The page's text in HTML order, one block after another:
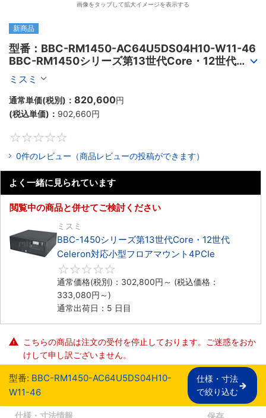
画像をタップして拡大イメージを表示する
新商品
型番：BBC-RM1450-AC64U5DS04H10-W11-46
BBC-RM1450シリーズ第13世代Core・12世代
Celeron対応ラックマウント4PCIe
ミスミ
通常単価(税別)： 820,600円
(税込単価)： 902,660円
0件のレビュー（商品レビューの投稿ができます）
よく一緒に見られています
閲覧中の商品と併せてご検討ください
ミスミ
BBC-1450シリーズ第13世代Core・12世代
Celeron対応小型フロアマウント4PCIe
通常価格(税別)： 302,800円 ～ (税込価格：
333,080円 ～)
通常出荷日：5 日目
こちらの商品は注文の受付を停止しております。ご迷惑をおか
けして申し訳ございません。
型番: BBC-RM1450-AC64U5DS04H10-
W11-46
仕様・寸法
で絞り込む
仕様・寸法情報 保存